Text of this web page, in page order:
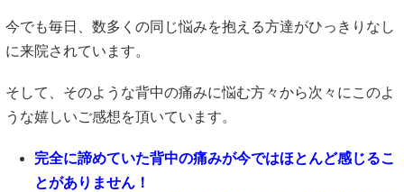
今でも毎日、数多くの同じ悩みを抱える方達がひっきりなし
に来院されています。
そして、そのような背中の痛みに悩む方々から次々にこのよ
うな嬉しいご感想を頂いています。
完全に諦めていた背中の痛みが今ではほとんど感じるこ
とがありません！